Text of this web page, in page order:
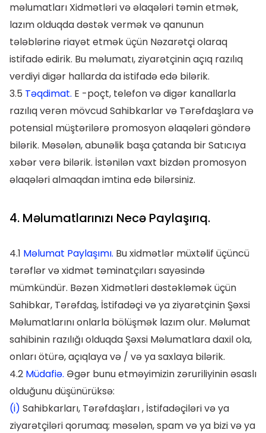
məlumatları Xidmətləri və əlaqələri təmin etmək,
lazım olduqda dəstək vermək və qanunun
tələblərinə riayət etmək üçün Nəzarətçi olaraq
istifadə edirik. Bu məlumatı, ziyarətçinin açıq razılıq
verdiyi digər hallarda da istifadə edə bilərik.
3.5 Təqdimat. E -poçt, telefon və digər kanallarla
razılıq verən mövcud Sahibkarlar və Tərəfdaşlara və
potensial müştərilərə promosyon əlaqələri göndərə
bilərik. Məsələn, abunəlik başa çatanda bir Satıcıya
xəbər verə bilərik. İstənilən vaxt bizdən promosyon
əlaqələri almaqdan imtina edə bilərsiniz.
4. Məlumatlarınızı Necə Paylaşırıq.
4.1 Məlumat Paylaşımı. Bu xidmətlər müxtəlif üçüncü
tərəflər və xidmət təminatçıları sayəsində
mümkündür. Bəzən Xidmətləri dəstəkləmək üçün
Sahibkar, Tərəfdaş, İstifadəçi və ya ziyarətçinin Şəxsi
Məlumatlarını onlarla bölüşmək lazım olur. Məlumat
sahibinin razılığı olduqda Şəxsi Məlumatlara daxil ola,
onları ötürə, açıqlaya və / və ya saxlaya bilərik.
4.2 Müdafiə. Əgər bunu etməyimizin zəruriliyinin əsaslı
olduğunu düşünürüksə:
(i) Sahibkarları, Tərəfdaşları , İstifadəçiləri və ya
ziyarətçiləri qorumaq; məsələn, spam və ya bizi və ya